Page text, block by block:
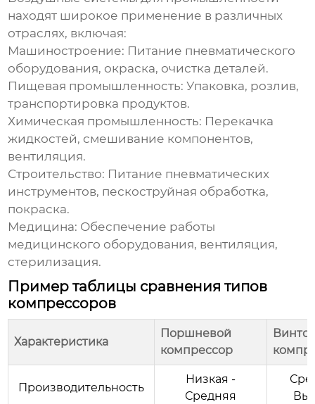
находят широкое применение в различных
отраслях, включая:
Машиностроение: Питание пневматического
оборудования, окраска, очистка деталей.
Пищевая промышленность: Упаковка, розлив,
транспортировка продуктов.
Химическая промышленность: Перекачка
жидкостей, смешивание компонентов,
вентиляция.
Строительство: Питание пневматических
инструментов, пескоструйная обработка,
покраска.
Медицина: Обеспечение работы
медицинского оборудования, вентиляция,
стерилизация.
Пример таблицы сравнения типов
компрессоров
Характеристика
Поршневой
компрессор
Производительность
Низкая -
Средняя